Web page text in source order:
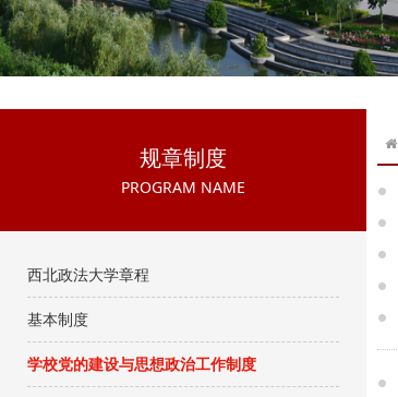
规章制度
PROGRAM NAME
西北政法大学章程
基本制度
学校党的建设与思想政治工作制度